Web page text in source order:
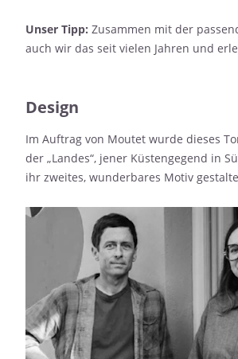
Unser Tipp: Zusammen mit der
auch wir das seit vielen Jahren und
Design
Im Auftrag von Moutet wurde dieses
der „Landes“, jener Küstengegend in
ihr zweites, wunderbares Motiv